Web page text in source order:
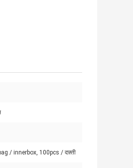
/ innerbox, 100pcs / दफ़्ती